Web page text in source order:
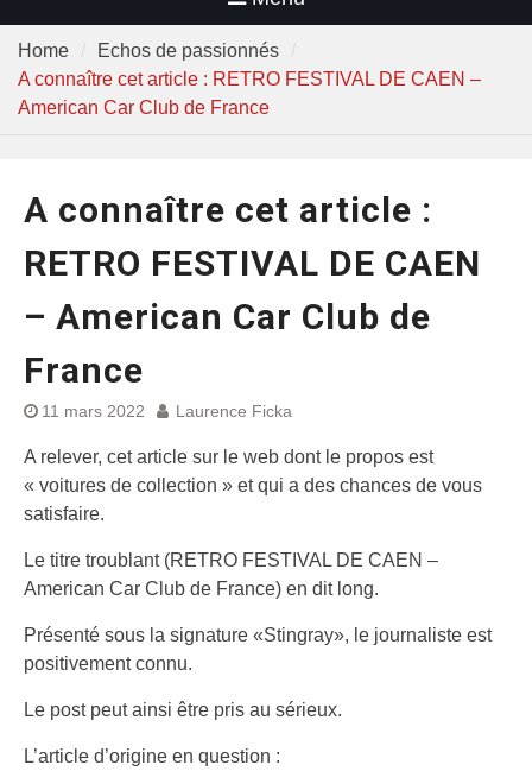
Home
Echos de passionnés
A connaître cet article : RETRO FESTIVAL DE CAEN –
American Car Club de France
A connaître cet article :
RETRO FESTIVAL DE CAEN
– American Car Club de
France
11 mars 2022 Laurence Ficka
A relever, cet article sur le web dont le propos est
« voitures de collection » et qui a des chances de vous
satisfaire.
Le titre troublant (RETRO FESTIVAL DE CAEN –
American Car Club de France) en dit long.
Présenté sous la signature «Stingray», le journaliste est
positivement connu.
Le post peut ainsi être pris au sérieux.
L’article d’origine en question :